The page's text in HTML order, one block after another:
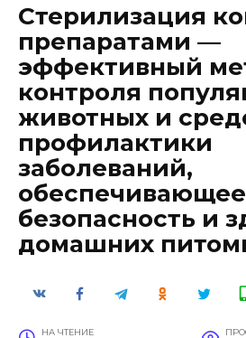
Стерилизация
препаратами —
эффективный
контроля
животных и
профилактики
заболеваний,
обеспечивающее
безопасность и
домашних
НА ЧТЕНИЕ